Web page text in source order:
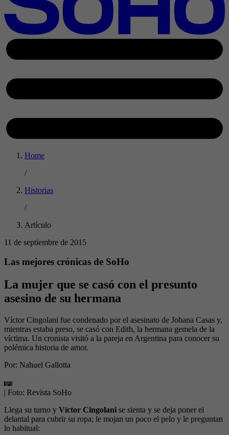
Home
/
Historias
/
Artículo
11 de septiembre de 2015
Las mejores crónicas de SoHo
La mujer que se casó con el presunto
asesino de su hermana
Víctor Cingolani fue condenado por el asesinato de Johana Casas y,
mientras estaba preso, se casó con Edith, la hermana gemela de la
víctima. Un cronista visitó a la pareja en Argentina para conocer su
polémica historia de amor.
Por: Nahuel Gallotta
| Foto: Revista SoHo
Llega su turno y Víctor Cingolani se sienta y se deja poner el
delantal para cubrir su ropa; le mojan un poco el pelo y le preguntan
lo habitual: